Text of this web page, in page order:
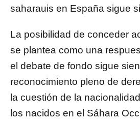
saharauis en España sigue
La posibilidad de conceder
se plantea como una
el debate de fondo sigue
reconocimiento pleno de
la cuestión de la
los nacidos en el Sáhara